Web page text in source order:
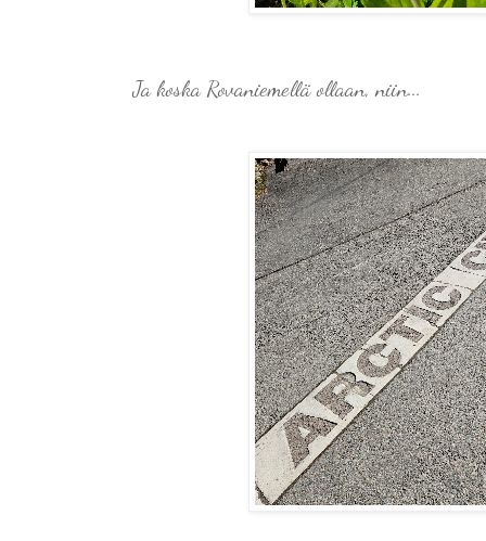
Ja koska Rovaniemellä ollaan, niin...